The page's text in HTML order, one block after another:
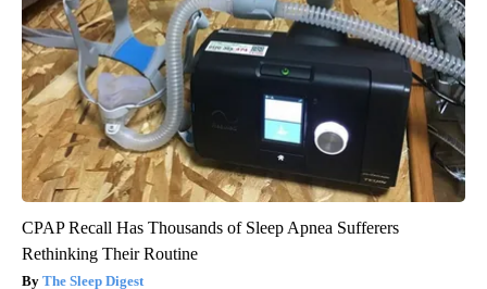
CPAP Recall Has Thousands of Sleep Apnea Sufferers
Rethinking Their Routine
The Sleep Digest